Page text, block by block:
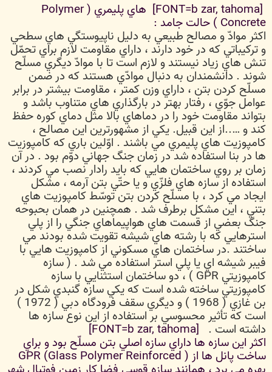
[FONT=b zar, tahoma] هاي پليمري ( Polymer
Concrete ) حالت جامد :
اكثر موادّ و مصالح طبيعي به دليل ناپيوستگي هاي سطحي
و تركيباتي كه در خود دارند ، داراي مقاومت لازم براي تحمّل
تنش هاي زياد نيستند و لازم است تا با موادّ ديگري مسلّح
شوند . دانشمندان به دنبال موادّي هستند كه در ضمن
مسلّح كردن بتن ، داراي وزن كمتر ، مقاومت بيشتر در برابر
عوامل جوّي ، رفتار بهتر در بارگذاري هاي متناوب باشد و
بتواند مقاومت خود را در دماهاي بالا مثل دماي كوره حفظ
كند و …..از اين قبيل. يكي از مشهورترين اين مصالح ،
كامپوزيت هاي پليمري مي باشند . اوّلين باري كه كامپوزيت
ها در بنا استفاده شد در زمان جنگ جهاني دوّم بود . در آن
زمان بر روي ساختمان هايي كه بايد رادار نصب مي كردند ،
استفاده از سازه هاي فلزّي و يا حتّي بتن آرمه ، مشكل
ايجاد مي كرد ، با مسلّح كردن بتن توسّط كامپوزيت هاي
بتني ، اين مشكل برطرف شد . همچنين در همان بحبوحه
جنگ بعضي از قسمت هاي هواپيماهاي جنگي را از پلي
استرهايي كه با رشته هاي شيشه تقويت شده بودند مي
ساختند .در ساختمان هاي مسكوني از كامپوزيت هايي با
فيبر شيشه اي يا پلي استر استفاده مي شد . (‌ سازه
كامپوزيتي GPR ) ، دو ساختمان استثنايي با سازه
كامپوزيتي ساخته شده است كه يكي سازه گنبدي شكل در
بن غازي (‌ 1968 )‌ و ديگري سقف فرودگاه دبي ( 1972 )‌
است كه تأثير محسوسي بر استفاده از اين نوع سازه ها
داشته است .
اكثر اين سازه ها داراي سازه اصلي بتن مسلّح بود و براي
ساخت پانل ها از GPR (Glass Polymer Reinforced )